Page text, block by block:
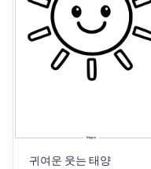
귀여운 웃는 태양